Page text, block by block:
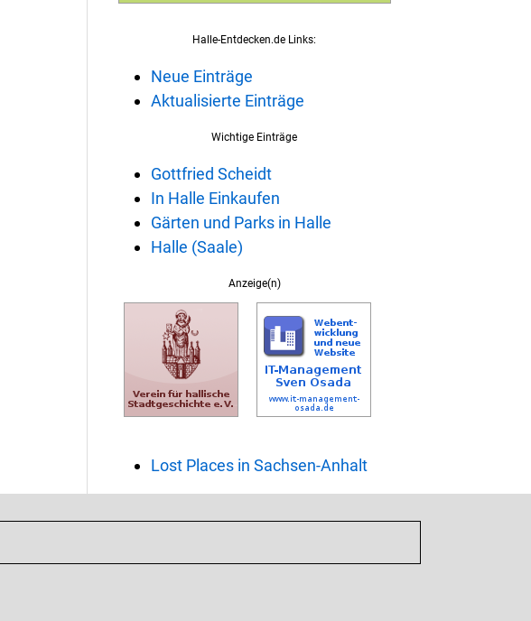
Halle-Entdecken.de Links:
Neue Einträge
Aktualisierte Einträge
Wichtige Einträge
Gottfried Scheidt
In Halle Einkaufen
Gärten und Parks in Halle
Halle (Saale)
Anzeige(n)
Lost Places in Sachsen-Anhalt